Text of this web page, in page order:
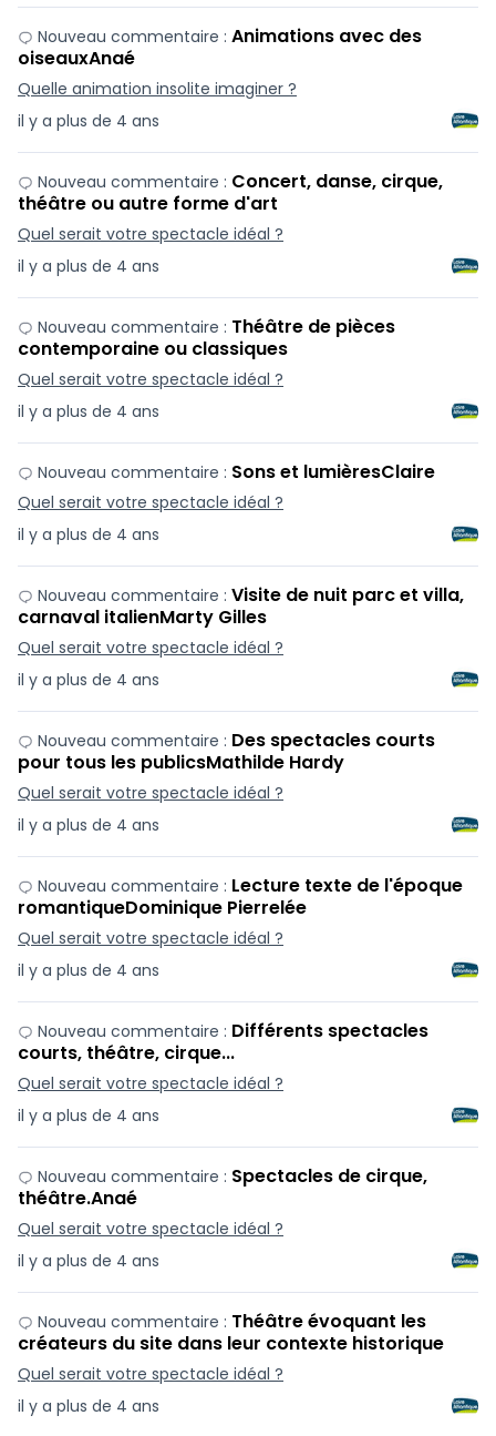
il y a plus de 4 ans
Nouveau commentaire : Animations avec des
oiseauxAnaé
Quelle animation insolite imaginer ?
il y a plus de 4 ans
Nouveau commentaire : Concert, danse, cirque,
théâtre ou autre forme d'art
Quel serait votre spectacle idéal ?
il y a plus de 4 ans
Nouveau commentaire : Théâtre de pièces
contemporaine ou classiques
Quel serait votre spectacle idéal ?
il y a plus de 4 ans
Nouveau commentaire : Sons et lumièresClaire
Quel serait votre spectacle idéal ?
il y a plus de 4 ans
Nouveau commentaire : Visite de nuit parc et villa,
carnaval italienMarty Gilles
Quel serait votre spectacle idéal ?
il y a plus de 4 ans
Nouveau commentaire : Des spectacles courts
pour tous les publicsMathilde Hardy
Quel serait votre spectacle idéal ?
il y a plus de 4 ans
Nouveau commentaire : Lecture texte de l'époque
romantiqueDominique Pierrelée
Quel serait votre spectacle idéal ?
il y a plus de 4 ans
Nouveau commentaire : Différents spectacles
courts, théâtre, cirque...
Quel serait votre spectacle idéal ?
il y a plus de 4 ans
Nouveau commentaire : Spectacles de cirque,
théâtre.Anaé
Quel serait votre spectacle idéal ?
il y a plus de 4 ans
Nouveau commentaire : Théâtre évoquant les
créateurs du site dans leur contexte historique
Quel serait votre spectacle idéal ?